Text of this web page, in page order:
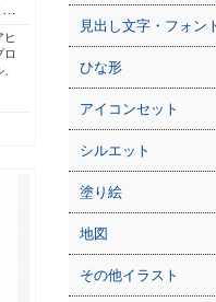
…
ヒ
ロ
見出し文字・フォン
ひな形
アイコンセット
シルエット
塗り絵
地図
その他イラスト